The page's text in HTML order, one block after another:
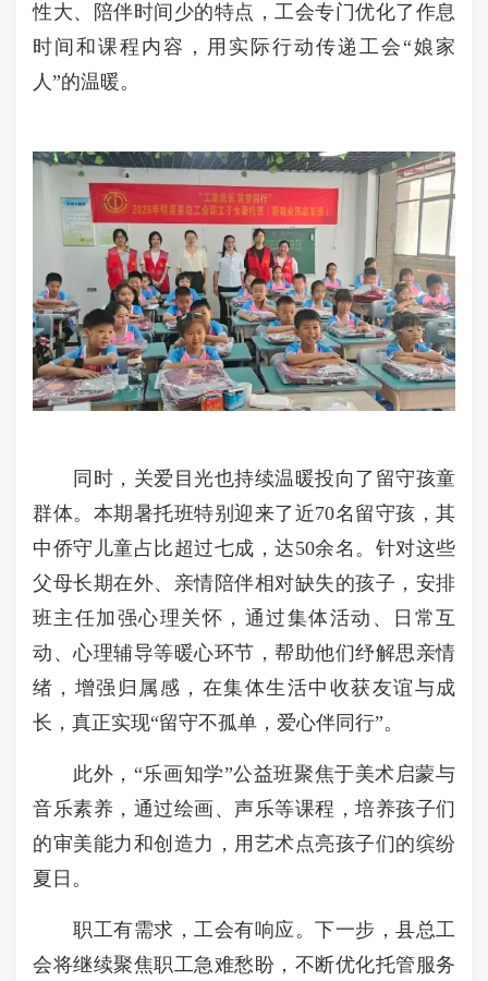
性大、陪伴时间少的特点，工会专门优化了作息
时间和课程内容，用实际行动传递工会“娘家
人”的温暖。
同时，关爱目光也持续温暖投向了留守孩童
群体。本期暑托班特别迎来了近70名留守孩，其
中侨守儿童占比超过七成，达50余名。针对这些
父母长期在外、亲情陪伴相对缺失的孩子，安排
班主任加强心理关怀，通过集体活动、日常互
动、心理辅导等暖心环节，帮助他们纾解思亲情
绪，增强归属感，在集体生活中收获友谊与成
长，真正实现“留守不孤单，爱心伴同行”。
此外，“乐画知学”公益班聚焦于美术启蒙与
音乐素养，通过绘画、声乐等课程，培养孩子们
的审美能力和创造力，用艺术点亮孩子们的缤纷
夏日。
职工有需求，工会有响应。下一步，县总工
会将继续聚焦职工急难愁盼，不断优化托管服务